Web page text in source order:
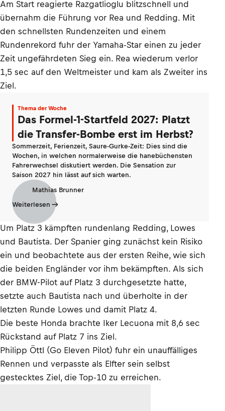
Am Start reagierte Razgatlioglu blitzschnell und
übernahm die Führung vor Rea und Redding. Mit
den schnellsten Rundenzeiten und einem
Rundenrekord fuhr der Yamaha-Star einen zu jeder
Zeit ungefährdeten Sieg ein. Rea wiederum verlor
1,5 sec auf den Weltmeister und kam als Zweiter ins
Ziel.
Thema der Woche
Das Formel-1-Startfeld 2027: Platzt
die Transfer-Bombe erst im Herbst?
Sommerzeit, Ferienzeit, Saure-Gurke-Zeit: Dies sind die
Wochen, in welchen normalerweise die hanebüchensten
Fahrerwechsel diskutiert werden. Die Sensation zur
Saison 2027 hin lässt auf sich warten.
Mathias Brunner
Weiterlesen
Um Platz 3 kämpften rundenlang Redding, Lowes
und Bautista. Der Spanier ging zunächst kein Risiko
ein und beobachtete aus der ersten Reihe, wie sich
die beiden Engländer vor ihm bekämpften. Als sich
der BMW-Pilot auf Platz 3 durchgesetzte hatte,
setzte auch Bautista nach und überholte in der
letzten Runde Lowes und damit Platz 4.
Die beste Honda brachte Iker Lecuona mit 8,6 sec
Rückstand auf Platz 7 ins Ziel.
Philipp Öttl (Go Eleven Pilot) fuhr ein unauffälliges
Rennen und verpasste als Elfter sein selbst
gestecktes Ziel, die Top-10 zu erreichen.